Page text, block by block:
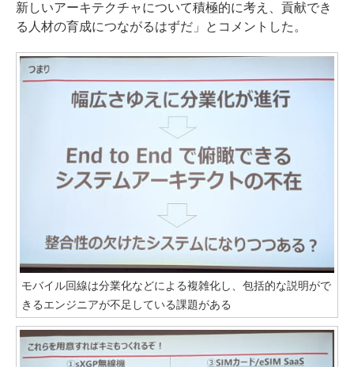
新しいアーキテクチャについて積極的に考え、貢献でき
る人材の育成につながるはずだ」とコメントした。
モバイル回線は分業化などによる複雑化し、包括的な説明がで
きるエンジニアが不足している課題がある